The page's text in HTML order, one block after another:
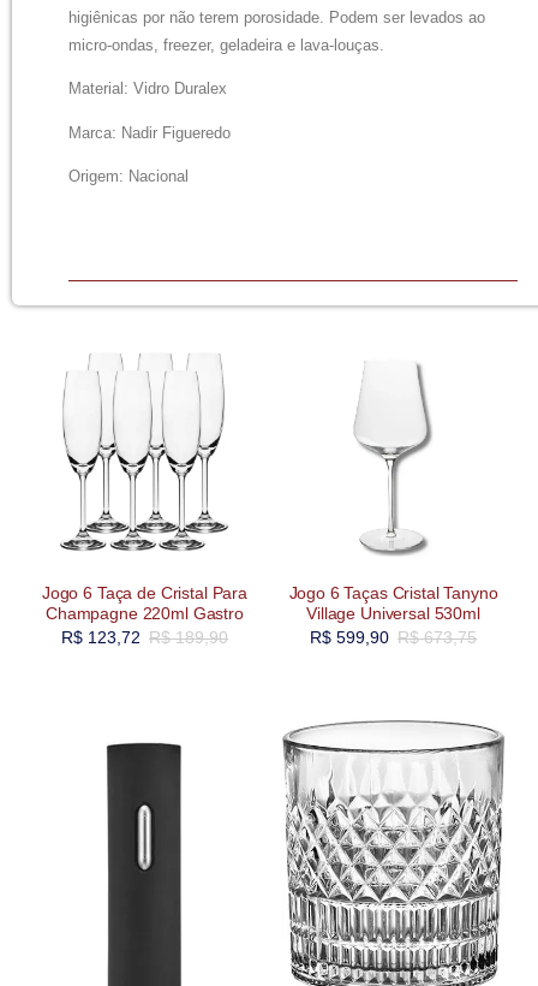
higiênicas por não terem porosidade. Podem ser levados ao
micro-ondas, freezer, geladeira e lava-louças.
Material: Vidro Duralex
Marca: Nadir Figueredo
Origem: Nacional
Jogo 6 Taça de Cristal Para
Champagne 220ml Gastro
R$189,90
R$123,72
Jogo 6 Taças Cristal Tanyno
Village Universal 530ml
R$673,75
R$599,90